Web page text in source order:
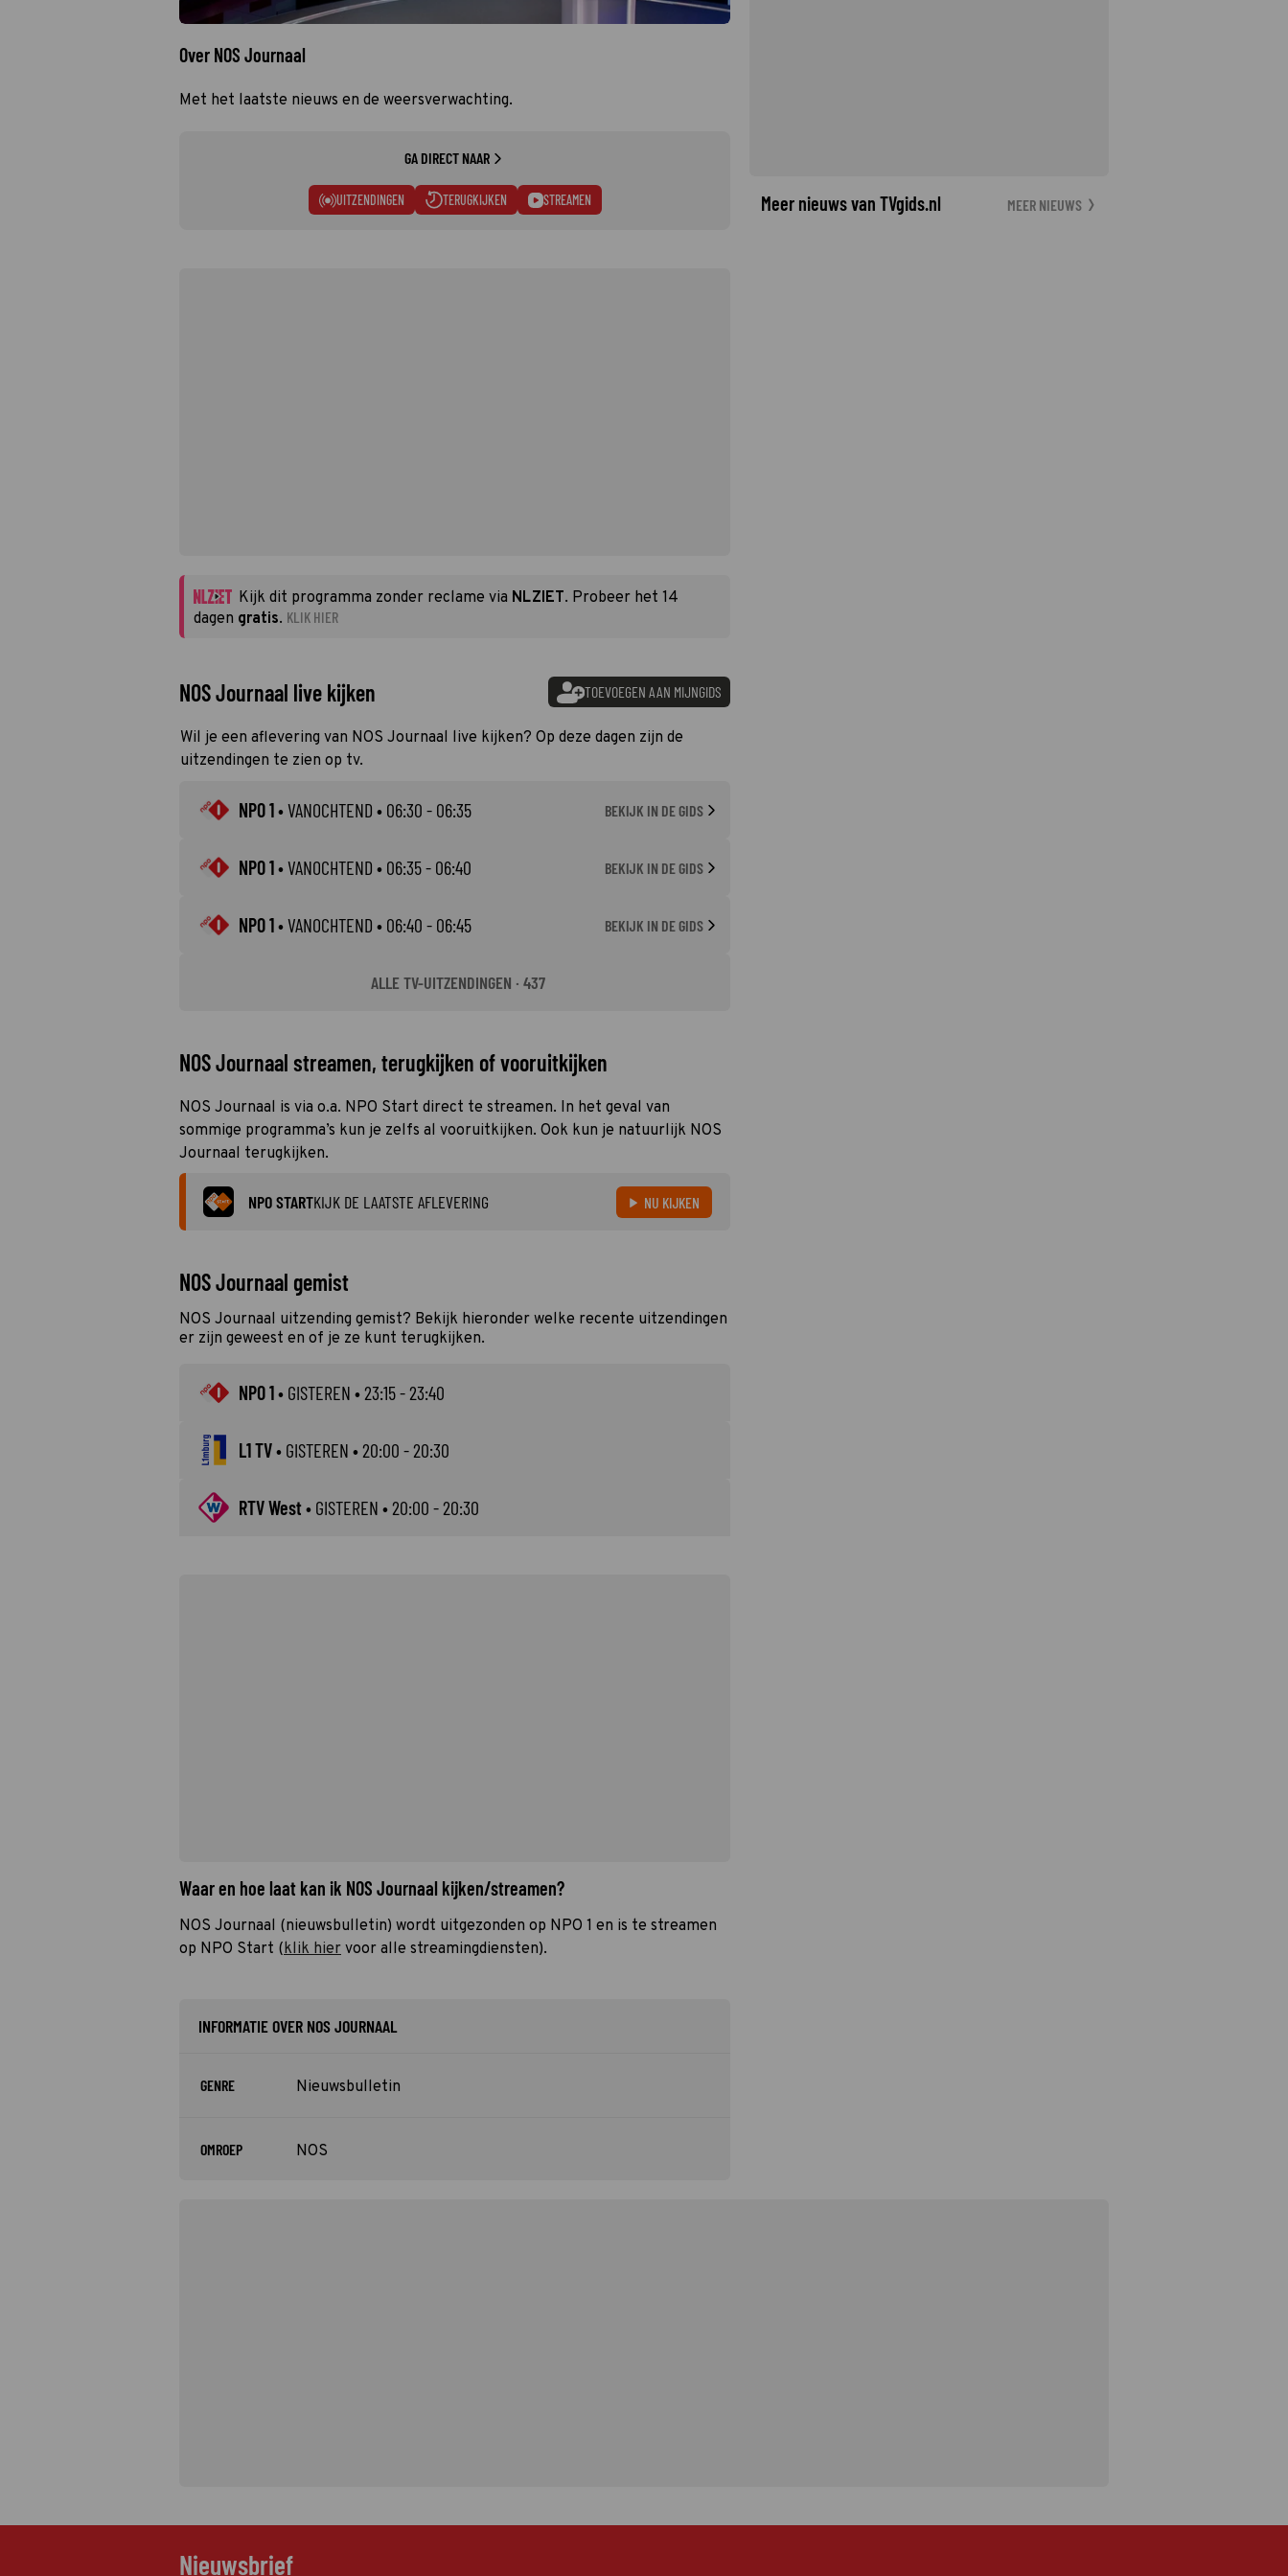
Over NOS Journaal
Met het laatste nieuws en de weersverwachting.
GA DIRECT NAAR
UITZENDINGEN TERUGKIJKEN STREAMEN
Kijk dit programma zonder reclame via NLZIET. Probeer het 14
dagen gratis. KLIK HIER
NOS Journaal live kijken TOEVOEGEN AAN MIJNGIDS
Wil je een aflevering van NOS Journaal live kijken? Op deze dagen zijn de
uitzendingen te zien op tv.
NPO 1•VANOCHTEND • 06:30 - 06:35 BEKIJK IN DE GIDS
NPO 1•VANOCHTEND • 06:35 - 06:40 BEKIJK IN DE GIDS
NPO 1•VANOCHTEND • 06:40 - 06:45 BEKIJK IN DE GIDS
ALLE TV-UITZENDINGEN · 437
NOS Journaal streamen, terugkijken of vooruitkijken
NOS Journaal is via o.a. NPO Start direct te streamen. In het geval van
sommige programma’s kun je zelfs al vooruitkijken. Ook kun je natuurlijk NOS
Journaal terugkijken.
NPO STARTKIJK DE LAATSTE AFLEVERING NU KIJKEN
NOS Journaal gemist
NOS Journaal uitzending gemist? Bekijk hieronder welke recente uitzendingen
er zijn geweest en of je ze kunt terugkijken.
NPO 1• GISTEREN • 23:15 - 23:40
L1 TV• GISTEREN • 20:00 - 20:30
RTV West• GISTEREN • 20:00 - 20:30
Waar en hoe laat kan ik NOS Journaal kijken/streamen?
NOS Journaal (nieuwsbulletin) wordt uitgezonden op NPO 1 en is te streamen
op NPO Start (klik hier voor alle streamingdiensten).
INFORMATIE OVER NOS JOURNAAL
GENRE Nieuwsbulletin
OMROEP NOS
Meer nieuws van TVgids.nl MEER NIEUWS
Nieuwsbrief